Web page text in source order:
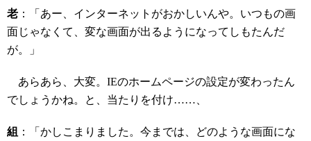
老 ：「あー、インターネットがおかしいんや。いつもの画
面じゃなくて、変な画面が出るようになってしもたんだ
が。」
あらあら、大変。IEのホームページの設定が変わったん
でしょうかね。と、当たりを付け……、
組 ：「かしこまりました。今までは、どのような画面にな